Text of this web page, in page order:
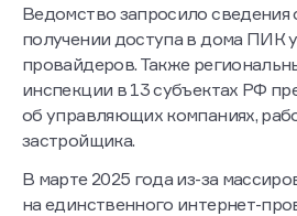
Ведомство запросило сведения
получении доступа в дома ПИК
провайдеров. Также
инспекции в 13 субъектах РФ
об управляющих компаниях,
застройщика.
В марте 2025 года из-за
на единственного интернет-